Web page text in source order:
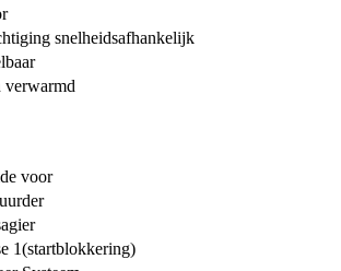
snelheidsafhankelijk
verwarmd
voor
1(startblokkering)